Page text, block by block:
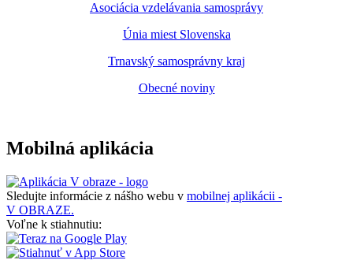
Asociácia vzdelávania samosprávy
Únia miest Slovenska
Trnavský samosprávny kraj
Obecné noviny
Mobilná aplikácia
Sledujte informácie z nášho webu v mobilnej aplikácii -
V OBRAZE.
Voľne k stiahnutiu: